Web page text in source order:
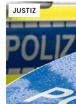
JUSTIZ